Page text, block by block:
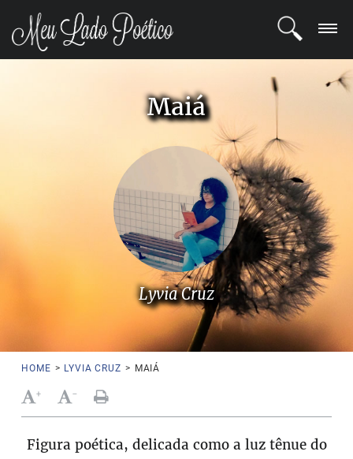
Maiá
Lyvia Cruz
HOME > LYVIA CRUZ > MAIÁ
+ -
Figura poética, delicada como a luz tênue do